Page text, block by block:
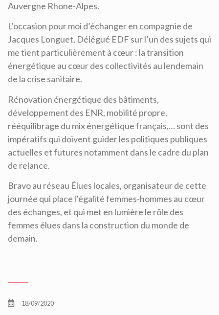
Auvergne Rhone-Alpes.
L’occasion pour moi d’échanger en compagnie de
Jacques Longuet, Délégué EDF sur l’un des sujets qui
me tient particulièrement à cœur : la transition
énergétique au cœur des collectivités au lendemain
de la crise sanitaire.
Rénovation énergétique des bâtiments,
développement des ENR, mobilité propre,
rééquilibrage du mix énergétique français,… sont des
impératifs qui doivent guider les politiques publiques
actuelles et futures notamment dans le cadre du plan
de relance.
Bravo au réseau Élues locales, organisateur de cette
journée qui place l’égalité femmes-hommes au cœur
des échanges, et qui met en lumière le rôle des
femmes élues dans la construction du monde de
demain.
18/09/2020